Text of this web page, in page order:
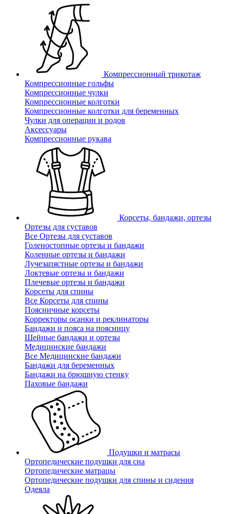
Компрессионный трикотаж
Компрессионные гольфы
Компрессионные чулки
Компрессионные колготки
Компрессионные колготки для беременных
Чулки для операции и родов
Аксессуары
Компрессионные рукава
Корсеты, бандажи, ортезы
Ортезы для суставов
Все Ортезы для суставов
Голеностопные ортезы и бандажи
Коленные ортезы и бандажи
Лучезапястные ортезы и бандажи
Локтевые ортезы и бандажи
Плечевые ортезы и бандажи
Корсеты для спины
Все Корсеты для спины
Поясничные корсеты
Корректоры осанки и реклинаторы
Бандажи и пояса на поясницу
Шейные бандажи и ортезы
Медицинские бандажи
Все Медицинские бандажи
Бандажи для беременных
Бандажи на брюшную стенку
Паховые бандажи
Подушки и матрасы
Ортопедические подушки для сна
Ортопедические матрацы
Ортопедические подушки для спины и сидения
Одеяла